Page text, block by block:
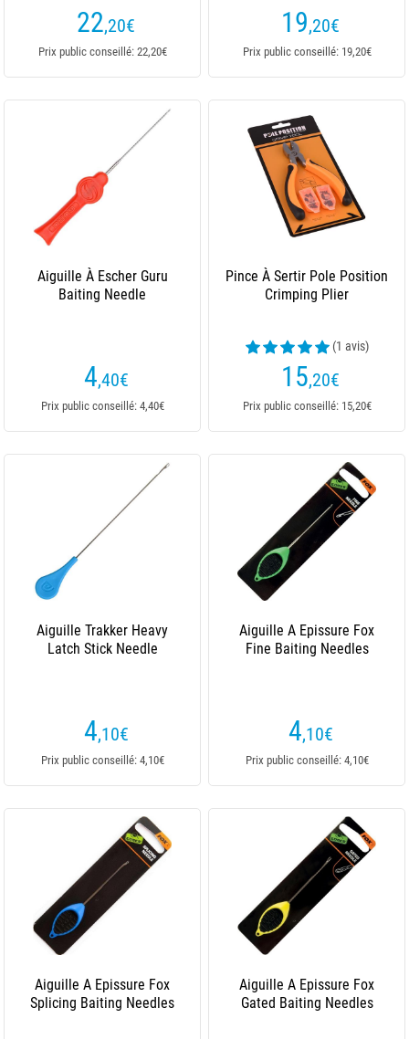
22,20€
Prix public conseillé: 22,20€
19,20€
Prix public conseillé: 19,20€
Aiguille À Escher Guru
Baiting Needle
4,40€
Prix public conseillé: 4,40€
Pince À Sertir Pole Position
Crimping Plier
(1 avis)
15,20€
Prix public conseillé: 15,20€
Aiguille Trakker Heavy
Latch Stick Needle
4,10€
Prix public conseillé: 4,10€
Aiguille A Epissure Fox
Fine Baiting Needles
4,10€
Prix public conseillé: 4,10€
Aiguille A Epissure Fox
Splicing Baiting Needles
Aiguille A Epissure Fox
Gated Baiting Needles